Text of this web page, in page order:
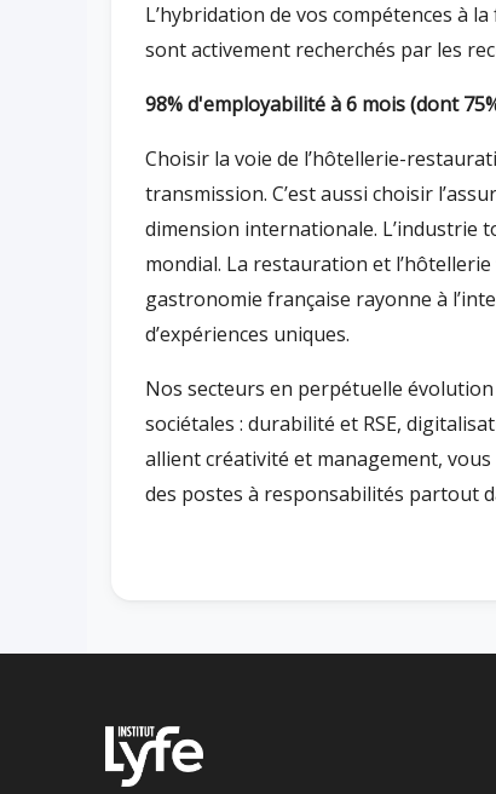
L’hybridation de vos compétences à
sont activement recherchés par les
98% d'employabilité à 6 mois (dont
Choisir la voie de l’hôtellerie-
transmission. C’est aussi choisir
dimension internationale. L’industrie
mondial. La restauration et
gastronomie française rayonne à
d’expériences uniques.
Nos secteurs en perpétuelle
sociétales : durabilité et RSE,
allient créativité et management,
des postes à responsabilités partout